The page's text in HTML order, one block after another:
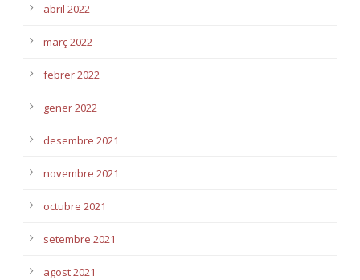
abril 2022
març 2022
febrer 2022
gener 2022
desembre 2021
novembre 2021
octubre 2021
setembre 2021
agost 2021